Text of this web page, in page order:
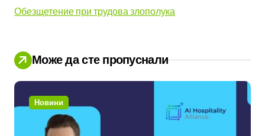
Обезщетение при трудова злополука
Може да сте пропуснали
Новини